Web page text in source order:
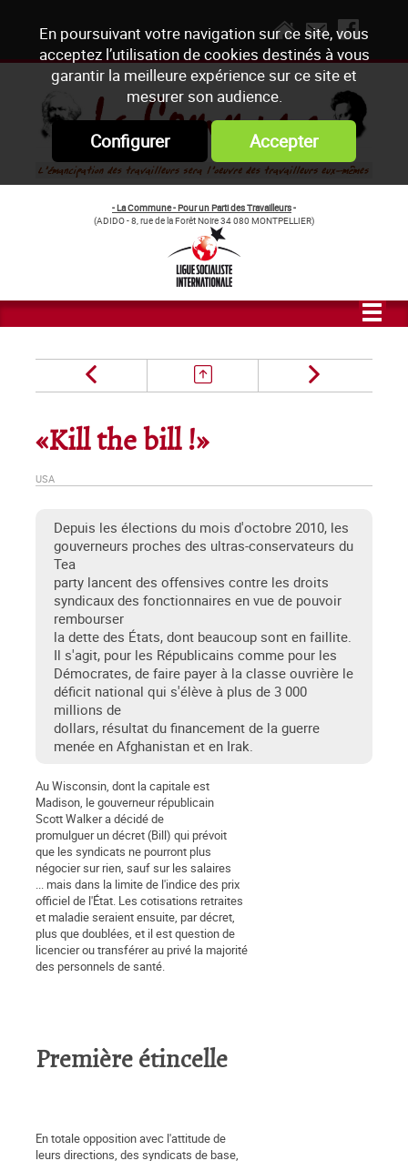
En poursuivant votre navigation sur ce site, vous
acceptez l’utilisation de cookies destinés à vous
garantir la meilleure expérience sur ce site et
mesurer son audience.
Configurer Accepter
- La Commune - Pour un Parti des Travailleurs-
(ADIDO - 8, rue de la Forêt Noire 34 080 MONTPELLIER)
«Kill the bill !»
USA
Depuis les élections du mois d'octobre 2010, les
gouverneurs proches des ultras-conservateurs du
Tea
party lancent des offensives contre les droits
syndicaux des fonctionnaires en vue de pouvoir
rembourser
la dette des États, dont beaucoup sont en faillite.
Il s'agit, pour les Républicains comme pour les
Démocrates, de faire payer à la classe ouvrière le
déficit national qui s'élève à plus de 3 000
millions de
dollars, résultat du financement de la guerre
menée en Afghanistan et en Irak.
Au Wisconsin, dont la capitale est
Madison, le gouverneur républicain
Scott Walker a décidé de
promulguer un décret (Bill) qui prévoit
que les syndicats ne pourront plus
négocier sur rien, sauf sur les salaires
... mais dans la limite de l'indice des prix
officiel de l'État. Les cotisations retraites
et maladie seraient ensuite, par décret,
plus que doublées, et il est question de
licencier ou transférer au privé la majorité
des personnels de santé.
Première étincelle
En totale opposition avec l'attitude de
leurs directions, des syndicats de base,